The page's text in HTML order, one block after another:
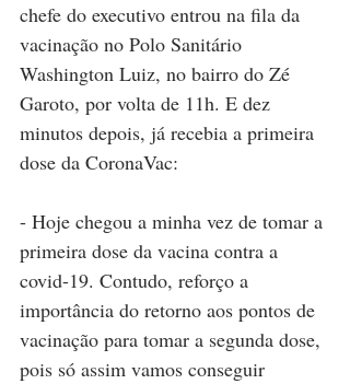
chefe do executivo entrou na fila da
vacinação no Polo Sanitário
Washington Luiz, no bairro do Zé
Garoto, por volta de 11h. E dez
minutos depois, já recebia a primeira
dose da CoronaVac:
- Hoje chegou a minha vez de tomar a
primeira dose da vacina contra a
covid-19. Contudo, reforço a
importância do retorno aos pontos de
vacinação para tomar a segunda dose,
pois só assim vamos conseguir